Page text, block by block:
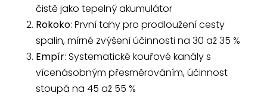
čistě jako tepelný akumulátor
Rokoko: První tahy pro prodloužení cesty
spalin, mírné zvýšení účinnosti na 30 až 35 %
Empír: Systematické kouřové kanály s
vícenásobným přesměrováním, účinnost
stoupá na 45 až 55 %